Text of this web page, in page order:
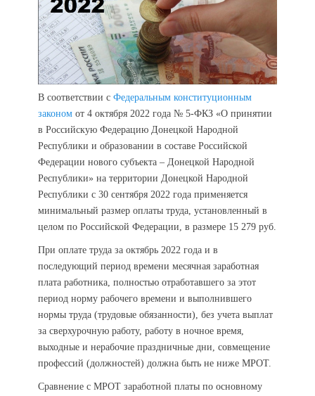
В соответствии с Федеральным конституционным
законом от 4 октября 2022 года № 5-ФКЗ «О принятии
в Российскую Федерацию Донецкой Народной
Республики и образовании в составе Российской
Федерации нового субъекта – Донецкой Народной
Республики» на территории Донецкой Народной
Республики с 30 сентября 2022 года применяется
минимальный размер оплаты труда, установленный в
целом по Российской Федерации, в размере 15 279 руб.
При оплате труда за октябрь 2022 года и в
последующий период времени месячная заработная
плата работника, полностью отработавшего за этот
период норму рабочего времени и выполнившего
нормы труда (трудовые обязанности), без учета выплат
за сверхурочную работу, работу в ночное время,
выходные и нерабочие праздничные дни, совмещение
профессий (должностей) должна быть не ниже МРОТ.
Сравнение с МРОТ заработной платы по основному